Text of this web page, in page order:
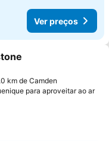
Ver preços
aos favoritos
km de Camden
para aproveitar ao ar